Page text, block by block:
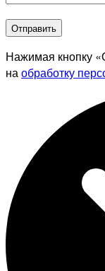
Отправить
Нажимая кнопку
наобработку